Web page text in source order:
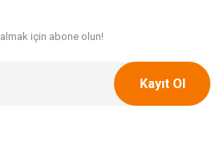
almak için abone olun!
Kayıt Ol